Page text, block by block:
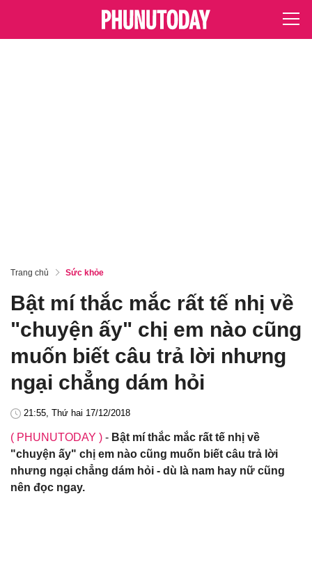
Trang chủ Sức khỏe
Bật mí thắc mắc rất tế nhị về
"chuyện ấy" chị em nào cũng
muốn biết câu trả lời nhưng
ngại chẳng dám hỏi
21:55, Thứ hai 17/12/2018
( PHUNUTODAY ) - Bật mí thắc mắc rất tế nhị về
"chuyện ấy" chị em nào cũng muốn biết câu trả lời
nhưng ngại chẳng dám hỏi - dù là nam hay nữ cũng
nên đọc ngay.